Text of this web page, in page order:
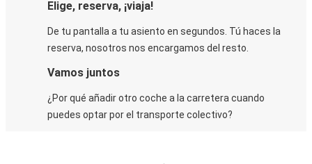
Elige, reserva, ¡viaja!
De tu pantalla a tu asiento en segundos. Tú haces la
reserva, nosotros nos encargamos del resto.
Vamos juntos
¿Por qué añadir otro coche a la carretera cuando
puedes optar por el transporte colectivo?